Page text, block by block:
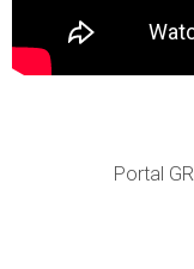
Portal